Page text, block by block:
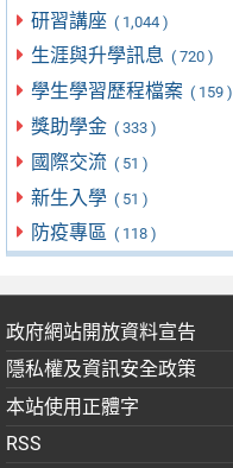
研習講座 ( 1,044 )
生涯與升學訊息 ( 720 )
學生學習歷程檔案 ( 159 )
獎助學金 ( 333 )
國際交流 ( 51 )
新生入學 ( 51 )
防疫專區 ( 118 )
政府網站開放資料宣告
隱私權及資訊安全政策
本站使用正體字
RSS